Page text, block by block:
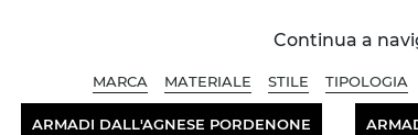
Continua a
MARCA MATERIALE STILE TIPOLOGIA
ARMADI DALL'AGNESE PORDENONE